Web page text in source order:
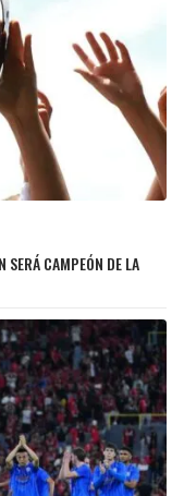
SERÁ CAMPEÓN DE LA